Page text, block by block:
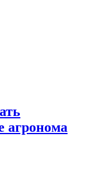
агронома